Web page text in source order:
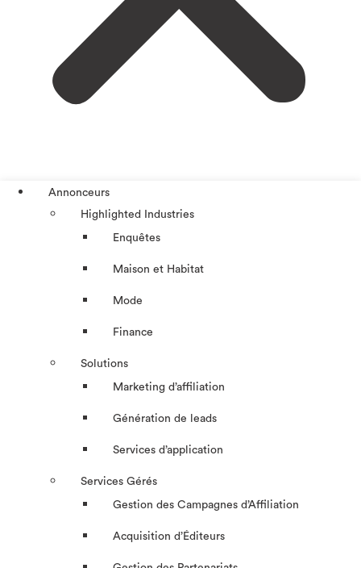
Annonceurs
Highlighted Industries
Enquêtes
Maison et Habitat
Mode
Finance
Solutions
Marketing d’affiliation
Génération de leads
Services d’application
Services Gérés
Gestion des Campagnes d’Affiliation​
Acquisition d’Éditeurs